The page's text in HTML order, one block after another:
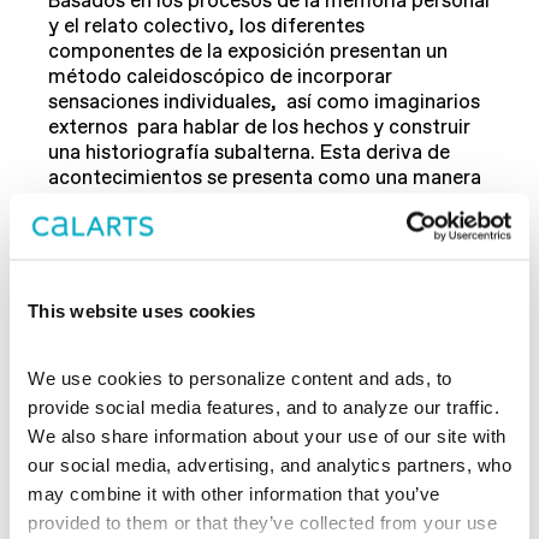
This website uses cookies
We use cookies to personalize content and ads, to
provide social media features, and to analyze our traffic.
We also share information about your use of our site with
our social media, advertising, and analytics partners, who
may combine it with other information that you’ve
provided to them or that they’ve collected from your use
y el relato colectivo, los diferentes
componentes de la exposición presentan un
método caleidoscópico de incorporar
sensaciones individuales, así como imaginarios
externos para hablar de los hechos y construir
una historiografía subalterna. Esta deriva de
acontecimientos se presenta como una manera
concebir la historia que no se corresponden con
Pancha, the Colorful Bird and the Shining
This exhibition is funded in part by The Andy
Warhol Foundation for the Visual Arts and
the Secretaría de Relaciones Exteriores of
Mexico. Special thanks to Labor gallery
in Mexico.
+++